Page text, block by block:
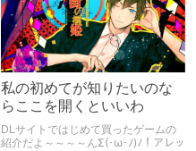
私の初めてが知りたいのな
らここを開くといいわ
DLサイトではじめて買ったゲームの
紹介だよ～～～～んΣ(･ω･ﾉ)ﾉ！アレッ